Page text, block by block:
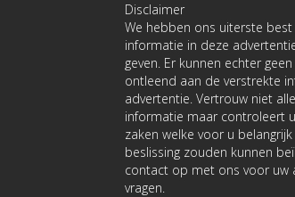
Disclaimer
We hebben ons uiterste
informatie in deze
geven. Er kunnen echter
ontleend aan de verstrekte
advertentie. Vertrouw niet
informatie maar controleert
zaken welke voor u
beslissing zouden kunnen
contact op met ons voor uw
vragen.